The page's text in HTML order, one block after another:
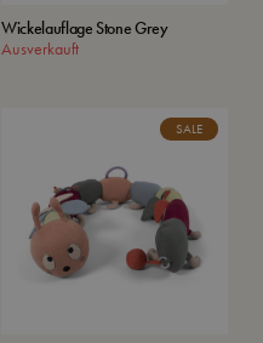
Wickelauflage Stone Grey
Ausverkauft
SALE